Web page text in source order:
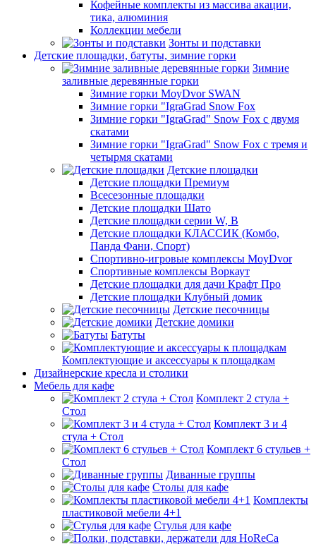
Кофейные комплекты из массива акации,
тика, алюминия
Коллекции мебели
Зонты и подставки
Детские площадки, батуты, зимние горки
Зимние
заливные деревянные горки
Зимние горки MoyDvor SWAN
Зимние горки "IgraGrad Snow Fox
Зимние горки "IgraGrad" Snow Fox с двумя
скатами
Зимние горки "IgraGrad" Snow Fox с тремя и
четырмя скатами
Детские площадки
Детские площадки Премиум
Всесезонные площадки
Детские площадки Шато
Детские площадки серии W, В
Детские площадки КЛАССИК (Комбо,
Панда Фани, Спорт)
Спортивно-игровые комплексы MoyDvor
Спортивные комплексы Воркаут
Детские площадки для дачи Крафт Про
Детские площадки Клубный домик
Детские песочницы
Детские домики
Батуты
Комплектующие и аксессуары к площадкам
Дизайнерские кресла и столики
Мебель для кафе
Комплект 2 стула +
Стол
Комплект 3 и 4
стула + Стол
Комплект 6 стульев +
Стол
Диванные группы
Столы для кафе
Комплекты
пластиковой мебели 4+1
Стулья для кафе